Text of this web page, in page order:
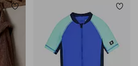
Tilføj til favoritter